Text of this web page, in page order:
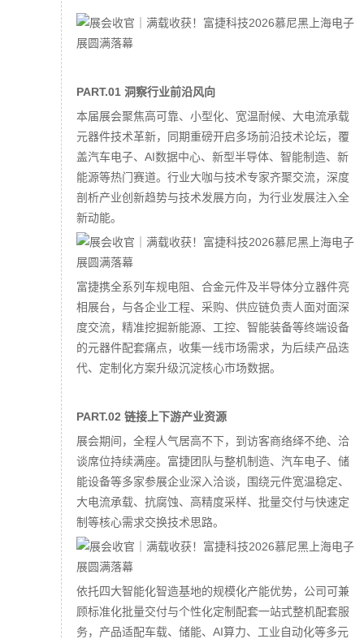
PART.01 洞察行业前沿风向
本届展会聚焦高可靠、小型化、宽温耐候、大电流承载
元器件技术革新，同期重磅开启多场前沿技术论坛，覆
盖汽车电子、AI数据中心、新型半导体、智能制造、新
能源等热门赛道。行业大咖与技术专家齐聚交流，深度
剖析产业创新趋势与技术发展方向，为行业发展注入全
新动能。
富捷携全系列车规电阻、合金元件及半导体分立器件亮
相展台，与各企业工程、采购、供应链负责人面对面深
度交流，精准挖掘新能源、工控、智能装备等终端设备
的元器件配套痛点，收集一线市场需求，为后续产品迭
代、定制化方案升级沉淀核心市场数据。
PART.02 链接上下游产业资源
展会期间，全程人气居高不下，到访客商络绎不绝、洽
谈席位持续满座。富捷团队与整机制造、汽车电子、储
能设备等多家参展企业深入洽谈，围绕元件宽温稳定、
大电流承载、抗腐蚀、高精度采样、批量交付与快速定
制等核心需求交换技术思路。
依托四大智能化智造基地的规模化产能优势，公司可兼
顾标准化批量交付与个性化定制配套一站式整机配套服
务，产品适配车载、储能、AI算力、工业自动化等多元